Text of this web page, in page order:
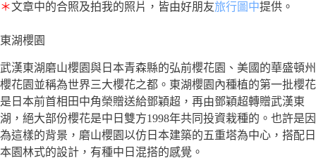
＊文章中的合照及拍我的照片，皆由好朋友旅行圖中提供。
東湖櫻園
武漢東湖磨山櫻園與日本青森縣的弘前櫻花園、美國的華盛頓州
櫻花園並稱為世界三大櫻花之都。東湖櫻園內種植的第一批櫻花
是日本前首相田中角榮贈送給鄧穎超，再由鄧穎超轉贈武漢東
湖，絕大部份櫻花是中日雙方1998年共同投資栽種的。也許是因
為這樣的背景，磨山櫻園以仿日本建築的五重塔為中心，搭配日
本園林式的設計，有種中日混搭的感覺。